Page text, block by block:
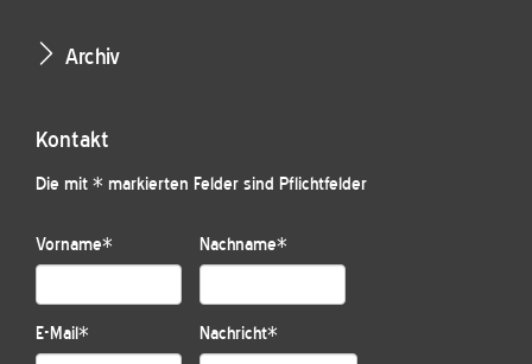
Archiv
Kontakt
Die mit * markierten Felder sind Pflichtfelder
Vorname* Nachname*
E-Mail* Nachricht*